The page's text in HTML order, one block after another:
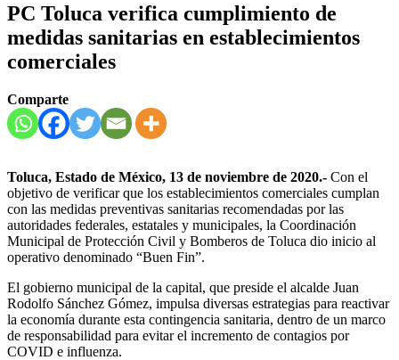
PC Toluca verifica cumplimiento de
medidas sanitarias en establecimientos
comerciales
Comparte
Toluca, Estado de México, 13 de noviembre de 2020.- Con el
objetivo de verificar que los establecimientos comerciales cumplan
con las medidas preventivas sanitarias recomendadas por las
autoridades federales, estatales y municipales, la Coordinación
Municipal de Protección Civil y Bomberos de Toluca dio inicio al
operativo denominado “Buen Fin”.
El gobierno municipal de la capital, que preside el alcalde Juan
Rodolfo Sánchez Gómez, impulsa diversas estrategias para reactivar
la economía durante esta contingencia sanitaria, dentro de un marco
de responsabilidad para evitar el incremento de contagios por
COVID e influenza.